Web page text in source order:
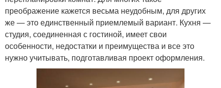
преображение кажется весьма неудобным, для других
же — это единственный приемлемый вариант. Кухня —
студия, соединенная с гостиной, имеет свои
особенности, недостатки и преимущества и все это
нужно учитывать, подготавливая проект оформления.